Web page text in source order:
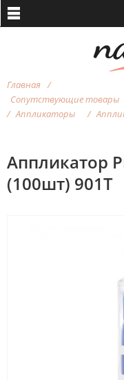
Главная
Сопутствующие товары
Аппликаторы
Аппликатор
(100шт) 901Т